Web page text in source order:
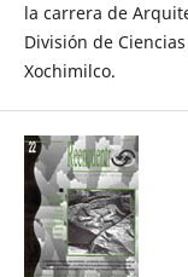
la carrera de
División de
Xochimilco.